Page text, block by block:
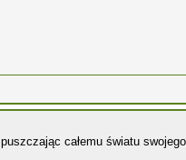
całemu światu